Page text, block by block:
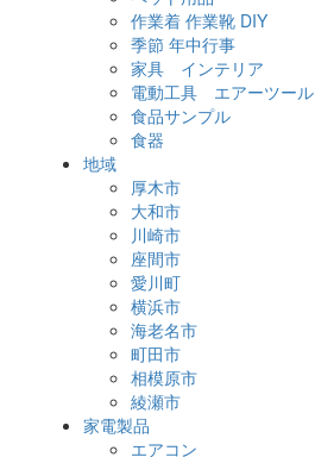
作業着 作業靴 DIY
季節 年中行事
家具 インテリア
電動工具 エアーツール
食品サンプル
食器
地域
厚木市
大和市
川崎市
座間市
愛川町
横浜市
海老名市
町田市
相模原市
綾瀬市
家電製品
エアコン